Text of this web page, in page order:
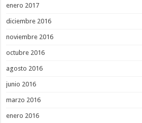
enero 2017
diciembre 2016
noviembre 2016
octubre 2016
agosto 2016
junio 2016
marzo 2016
enero 2016